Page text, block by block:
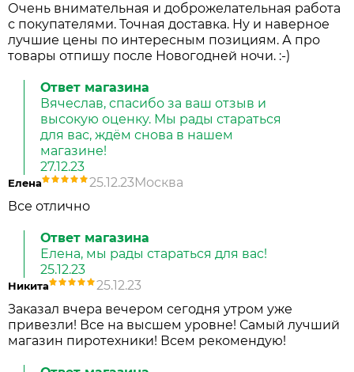
Очень внимательная и доброжелательная работа
с покупателями. Точная доставка. Ну и наверное
лучшие цены по интересным позициям. А про
товары отпишу после Новогодней ночи. :-)
Ответ магазина
Вячеслав, спасибо за ваш отзыв и
высокую оценку. Мы рады стараться
для вас, ждём снова в нашем
магазине!
27.12.23
Елена 25.12.23Москва
Все отлично
Ответ магазина
Елена, мы рады стараться для вас!
25.12.23
Никита
25.12.23
Заказал вчера вечером сегодня утром уже
привезли! Все на высшем уровне! Самый лучший
магазин пиротехники! Всем рекомендую!